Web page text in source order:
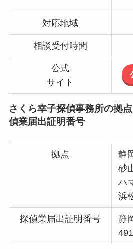
対応地域
相談受付時間
公式
サイト
さくら幸子探偵事務所の拠
偵業届出証明番号
拠点
静
砂
ハ
浜
探偵業届出証明番号
静